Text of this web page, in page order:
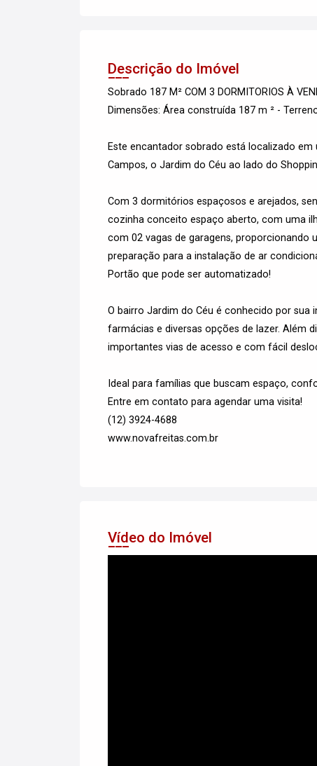
Descrição do Imóvel
Sobrado 187 M² COM 3 DORMITORIOS À
Dimensões: Área construída 187 m ² -
Este encantador sobrado está localizado
Campos, o Jardim do Céu ao lado do
Com 3 dormitórios espaçosos e arejados,
cozinha conceito espaço aberto, com uma
com 02 vagas de garagens, proporcionando
preparação para a instalação de ar
Portão que pode ser automatizado!
O bairro Jardim do Céu é conhecido por
farmácias e diversas opções de lazer. Além
importantes vias de acesso e com fácil
Ideal para famílias que buscam espaço,
Entre em contato para agendar uma visita!
(12) 3924-4688
www.novafreitas.com.br
Vídeo do Imóvel